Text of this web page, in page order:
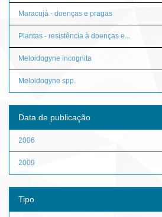
Maracujá - doenças e pragas
Plantas - resistência à doenças e...
Meloidogyne incognita
Meloidogyne spp.
Data de publicação
2006
2009
Tipo